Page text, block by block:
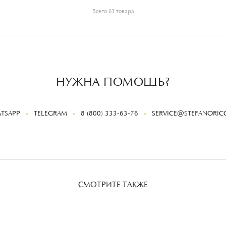
Всего 63 товара
НУЖНА ПОМОЩЬ?
TELEGRAM 8 (800) 333-63-76
СМОТРИТЕ ТАКЖЕ